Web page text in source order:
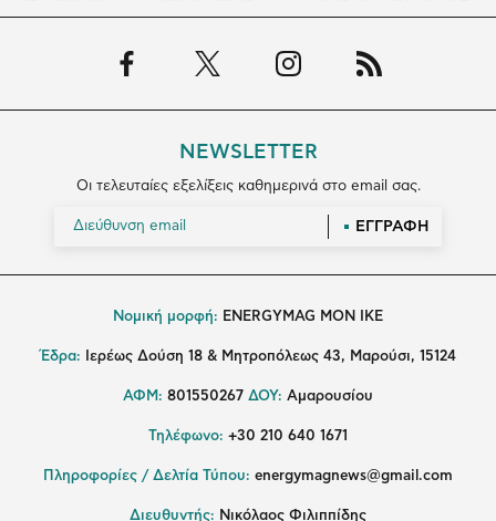
NEWSLETTER
Οι τελευταίες εξελίξεις καθημερινά στο email σας.
ΕΓΓΡΑΦΗ
Νομική μορφή: ENERGYMAG MON IKE
Έδρα: Ιερέως Δούση 18 & Μητροπόλεως 43, Μαρούσι, 15124
ΑΦΜ: 801550267 ΔΟΥ: Αμαρουσίου
Τηλέφωνο: +30 210 640 1671
Πληροφορίες / Δελτία Τύπου: energymagnews@gmail.com
Διευθυντής: Νικόλαος Φιλιππίδης